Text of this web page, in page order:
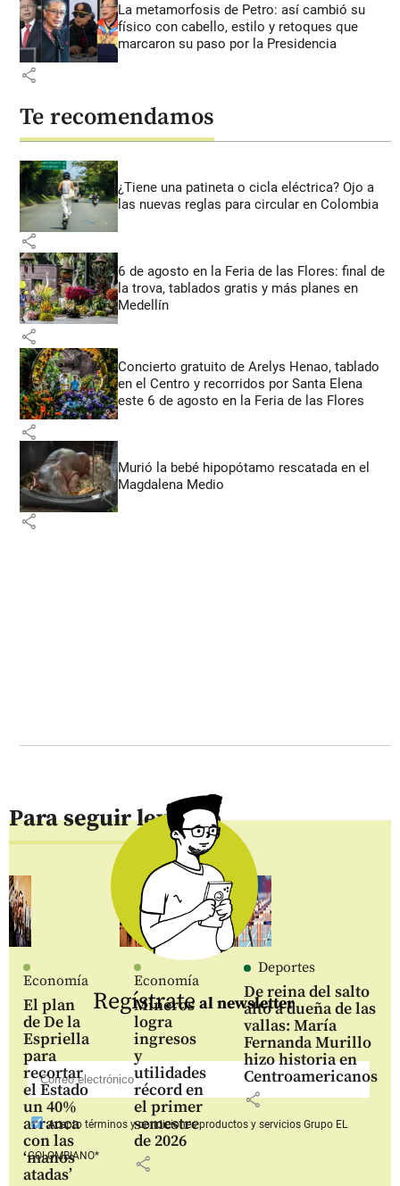
La metamorfosis de Petro: así cambió su
físico con cabello, estilo y retoques que
marcaron su paso por la Presidencia
share
Te recomendamos
¿Tiene una patineta o cicla eléctrica? Ojo a
las nuevas reglas para circular en Colombia
share
6 de agosto en la Feria de las Flores: final de
la trova, tablados gratis y más planes en
Medellín
share
Concierto gratuito de Arelys Henao, tablado
en el Centro y recorridos por Santa Elena
este 6 de agosto en la Feria de las Flores
share
Murió la bebé hipopótamo rescatada en el
Magdalena Medio
share
Para seguir leyendo
Economía
El plan
de De la
Espriella
para
recortar
el Estado
un 40%
arranca
con las
‘manos
atadas’
Economía
Mineros
logra
ingresos
y
utilidades
récord en
el primer
semestre
de 2026
share
Deportes
De reina del salto
alto a dueña de las
vallas: María
Fernanda Murillo
hizo historia en
Centroamericanos
share
Regístrate al newsletter
Aceptotérminos y condiciones productos y serviciosGrupo EL
COLOMBIANO*